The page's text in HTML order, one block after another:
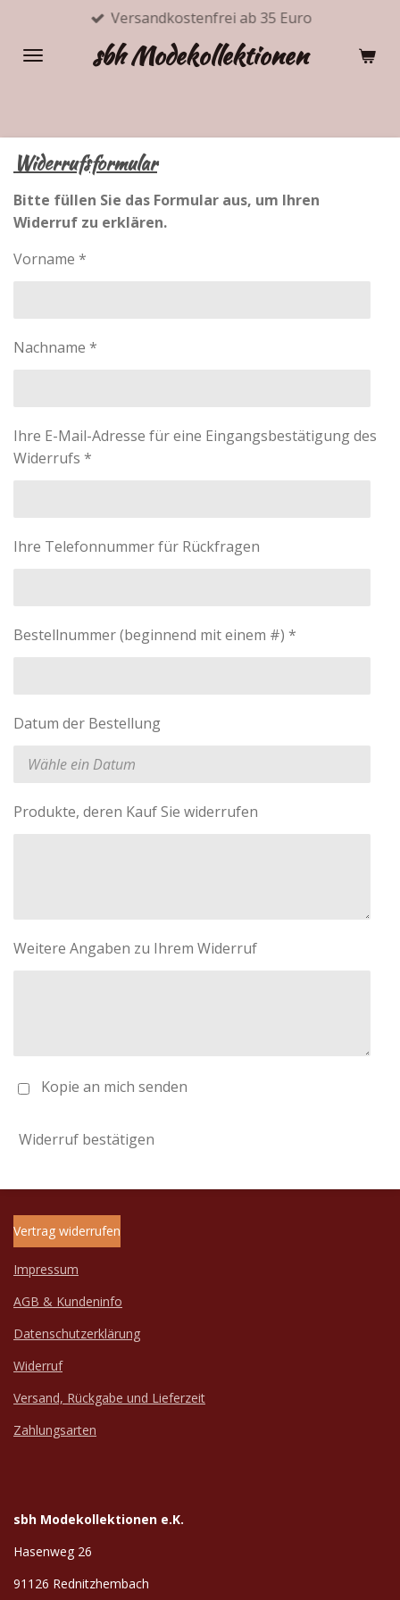
springen
sbh Modekollektionen
Versandkostenfrei ab 35 Euro
Widerrufsformular
Bitte füllen Sie das Formular aus, um Ihren
Widerruf zu erklären.
Vorname *
Nachname *
Ihre E-Mail-Adresse für eine Eingangsbestätigung des
Widerrufs *
Ihre Telefonnummer für Rückfragen
Bestellnummer (beginnend mit einem #) *
Datum der Bestellung
Produkte, deren Kauf Sie widerrufen
Weitere Angaben zu Ihrem Widerruf
Kopie an mich senden
Widerruf bestätigen
Vertrag widerrufen
Impressum
AGB & Kundeninfo
Datenschutzerklärung
Widerruf
Versand, Rückgabe und Lieferzeit
Zahlungsarten
sbh Modekollektionen e.K.
Hasenweg 26
91126 Rednitzhembach